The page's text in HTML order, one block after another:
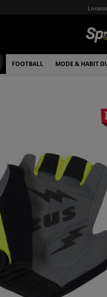
FOOTBALL MODE & HABIT